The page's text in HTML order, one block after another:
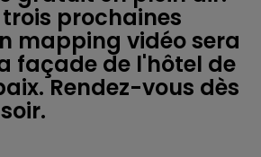
prochaines
mapping vidéo sera
façade de l'hôtel de
Rendez-vous dès